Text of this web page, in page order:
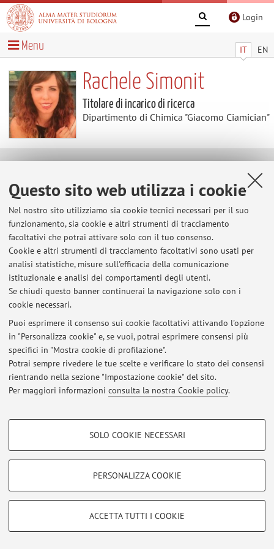
Questo sito web utilizza i cookie
Nel nostro sito utilizziamo sia cookie tecnici necessari per il suo
funzionamento, sia cookie e altri strumenti di tracciamento
facoltativi che potrai attivare solo con il tuo consenso.
Cookie e altri strumenti di tracciamento facoltativi sono usati per
analisi statistiche, misure sull'efficacia della comunicazione
istituzionale e analisi dei comportamenti degli utenti.
Se chiudi questo banner continuerai la navigazione solo con i
cookie necessari.
Puoi esprimere il consenso sui cookie facoltativi attivando l'opzione
in "Personalizza cookie" e, se vuoi, potrai esprimere consensi più
specifici in "Mostra cookie di profilazione".
Potrai sempre rivedere le tue scelte e verificare lo stato dei consensi
rientrando nella sezione "Impostazione cookie" del sito.
Per maggiori informazioni consulta la nostra Cookie policy.
COOKIE DI PROFILAZIONE - FACOLTATIVI
COOKIE TECNICI - NECESSARI
Si tratta di cookie tecnici utilizzati, a titolo esemplificativo, per il corretto
SOLO COOKIE NECESSARI
PERSONALIZZA COOKIE
ACCETTA TUTTI I COOKIE
Login
IT EN
Menu
Rachele Simonit
Titolare di incarico di ricerca
Dipartimento di Chimica "Giacomo Ciamician"
Ultimi avvisi
Al momento non sono presenti avvisi.
Area riservata
Accedi tramite
|Note legali| Impostazioni Cookie